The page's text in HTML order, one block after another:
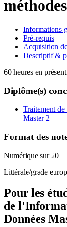
Informations
Pré-requis
Acquisition
Descriptif &
60 heures en
Diplôme(s)
Traitement
Master 2
Format des
Numérique sur 20
Littérale/grade
Pour les
de
Données